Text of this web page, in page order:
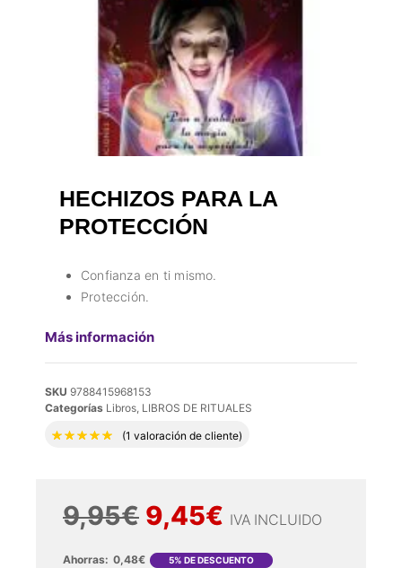
HECHIZOS PARA LA
PROTECCIÓN
Confianza en ti mismo.
Protección.
Más información
SKU 9788415968153
Categorías Libros, LIBROS DE RITUALES
Valorado con5.00de 5 en base a
(1 valoración de cliente)
9,95€ 9,45€ IVA INCLUIDO
Ahorras: 0,48€ 5% DE DESCUENTO